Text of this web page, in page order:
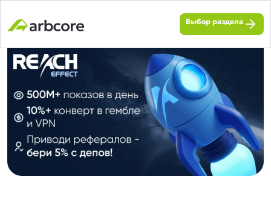
Выбор раздела